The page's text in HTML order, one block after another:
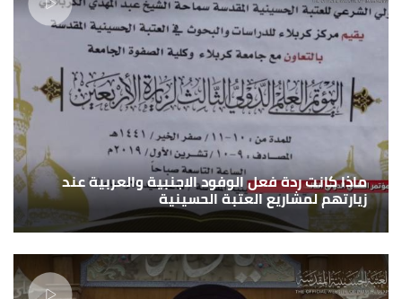
ماذا كانت ردة فعل الوفود الاجنبية والعربية عند
زيارتهم لمشاريع العتبة الحسينية